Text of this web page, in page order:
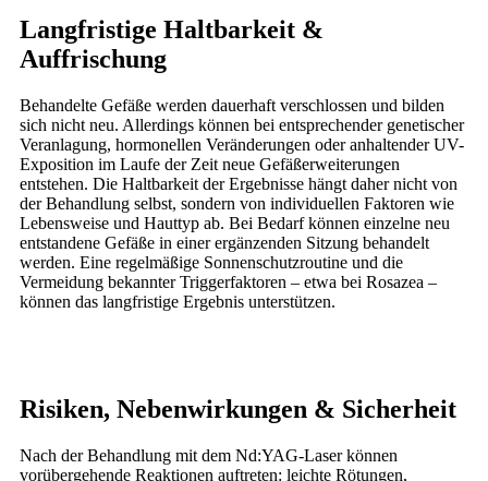
Langfristige Haltbarkeit &
Auffrischung
Behandelte Gefäße werden dauerhaft verschlossen und bilden
sich nicht neu. Allerdings können bei entsprechender genetischer
Veranlagung, hormonellen Veränderungen oder anhaltender UV-
Exposition im Laufe der Zeit neue Gefäßerweiterungen
entstehen. Die Haltbarkeit der Ergebnisse hängt daher nicht von
der Behandlung selbst, sondern von individuellen Faktoren wie
Lebensweise und Hauttyp ab. Bei Bedarf können einzelne neu
entstandene Gefäße in einer ergänzenden Sitzung behandelt
werden. Eine regelmäßige Sonnenschutzroutine und die
Vermeidung bekannter Triggerfaktoren – etwa bei Rosazea –
können das langfristige Ergebnis unterstützen.
Risiken, Nebenwirkungen & Sicherheit
Nach der Behandlung mit dem Nd:YAG-Laser können
vorübergehende Reaktionen auftreten: leichte Rötungen,